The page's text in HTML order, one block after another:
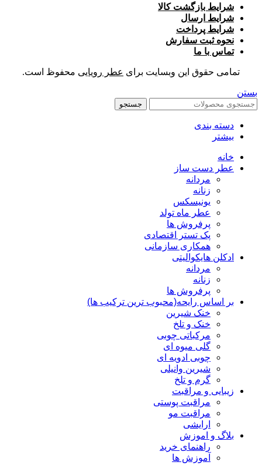
شرایط بازگشت کالا
شرایط ارسال
شرایط پرداخت
نحوه ثبت سفارش
تماس با ما
تمامی حقوق این وبسایت برای عطر رویایی محفوظ است.
بستن
جستجو
دسته بندی
بیشتر
خانه
عطر دست ساز
مردانه
زنانه
یونیسکس
عطر ماه تولد
پرفروش ها
پک تستر اقتصادی
همکاری سازمانی
ادکلن هایکوالیتی
مردانه
زنانه
پرفروش ها
بر اساس رایحه(محبوب ترین ترکیب ها)
خنک شیرین
خنک و تلخ
مرکباتی چوبی
گلی میوه ای
چوبی ادویه ای
شیرین وانیلی
گرم و تلخ
زیبایی و مراقبت
مراقبت پوستی
مراقبت مو
ارایشی
بلاگ و اموزش
راهنمای خرید
آموزش ها